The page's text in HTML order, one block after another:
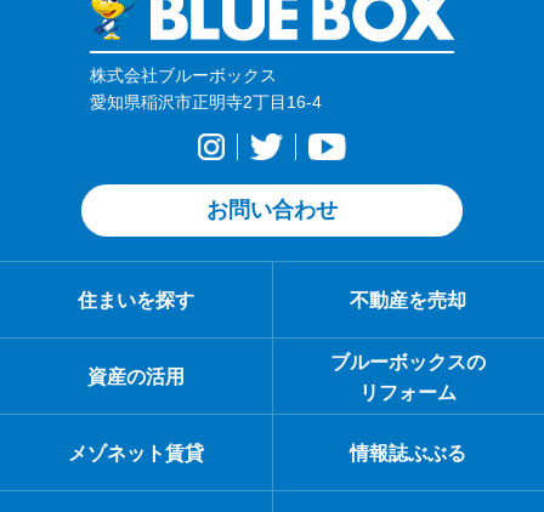
株式会社ブルーボックス
愛知県稲沢市正明寺2丁目16-4
お問い合わせ
住まいを探す 不動産を売却
資産の活用
ブルーボックスの
リフォーム
メゾネット賃貸 情報誌ぶぶる